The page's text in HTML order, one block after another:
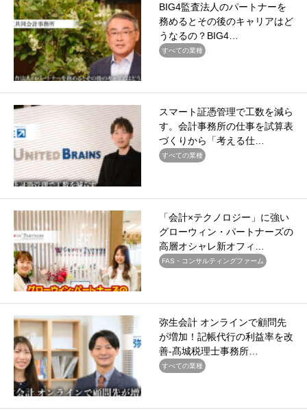
BIG4監査法人のパートナーを
務めるとその後のキャリアはど
うなるの？BIG4…
すべての業種
スマート証憑管理で工数を減ら
す。会計事務所の仕事を試算表
づくりから「考える仕…
すべての業種
「会計×テクノロジー」に強い
グローウィン・パートナーズの
高層オシャレ新オフィ…
FAS・コンサルティングファーム
弥生会計 オンラインで顧問先
が増加！記帳代行の利益率を改
善-髙城税理士事務所…
すべての業種